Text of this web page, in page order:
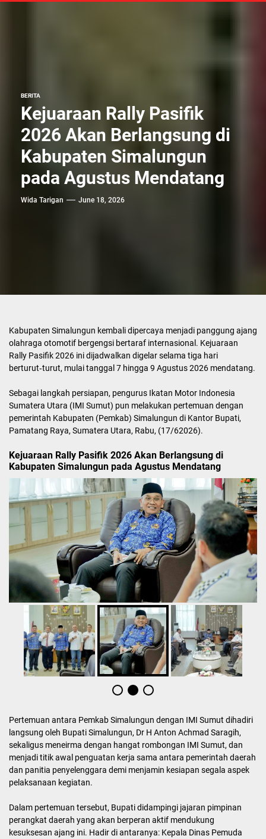
BERITA
Kejuaraan Rally Pasifik
2026 Akan Berlangsung di
Kabupaten Simalungun
pada Agustus Mendatang
Wida Tarigan June 18, 2026
Kabupaten Simalungun kembali dipercaya menjadi panggung ajang
olahraga otomotif bergengsi bertaraf internasional. Kejuaraan
Rally Pasifik 2026 ini dijadwalkan digelar selama tiga hari
berturut‑turut, mulai tanggal 7 hingga 9 Agustus 2026 mendatang.
Sebagai langkah persiapan, pengurus Ikatan Motor Indonesia
Sumatera Utara (IMI Sumut) pun melakukan pertemuan dengan
pemerintah Kabupaten (Pemkab) Simalungun di Kantor Bupati,
Pamatang Raya, Sumatera Utara, Rabu, (17/62026).
Kejuaraan Rally Pasifik 2026 Akan Berlangsung di
Kabupaten Simalungun pada Agustus Mendatang
Pertemuan antara Pemkab Simalungun dengan IMI Sumut dihadiri
langsung oleh Bupati Simalungun, Dr H Anton Achmad Saragih,
sekaligus meneirma dengan hangat rombongan IMI Sumut, dan
menjadi titik awal penguatan kerja sama antara pemerintah daerah
dan panitia penyelenggara demi menjamin kesiapan segala aspek
pelaksanaan kegiatan.
Dalam pertemuan tersebut, Bupati didampingi jajaran pimpinan
perangkat daerah yang akan berperan aktif mendukung
kesuksesan ajang ini. Hadir di antaranya: Kepala Dinas Pemuda